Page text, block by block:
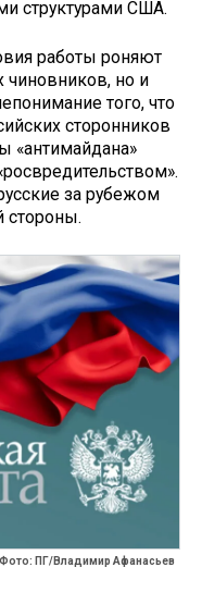
структурами США.
работы роняют
чиновников, но и
того, что
сторонников
«антимайдана»
за рубежом
стороны.
Фото: ПГ/Владимир Афанасьев